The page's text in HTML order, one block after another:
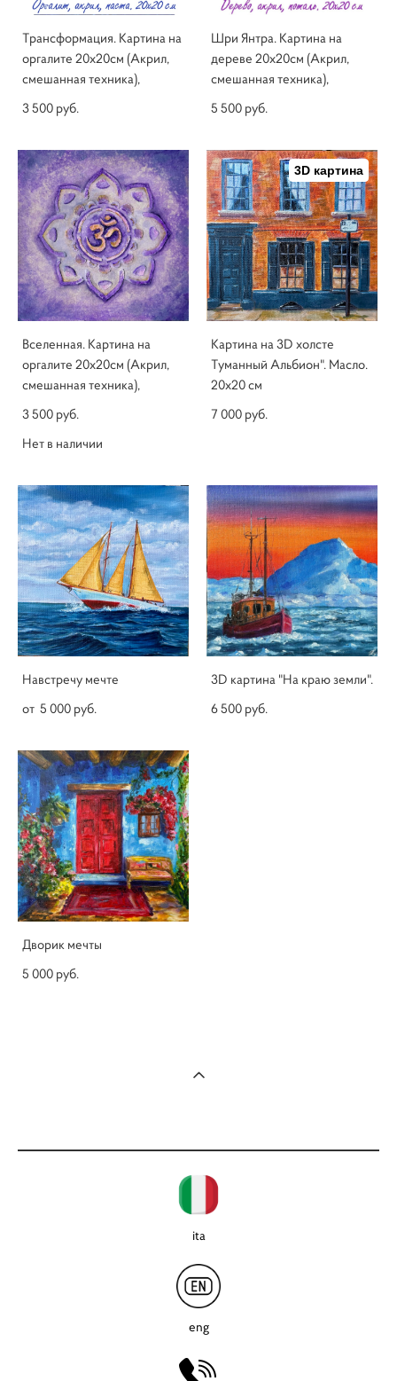
Трансформация. Картина на
оргалите 20х20см (Акрил,
смешанная техника),
3 500 pуб.
Шри Янтра. Картина на
дереве 20х20см (Акрил,
смешанная техника),
5 500 pуб.
Вселенная. Картина на
оргалите 20х20см (Акрил,
смешанная техника),
3 500 pуб.
Нет в наличии
3D картина
Картина на 3D холсте
Туманный Альбион". Масло.
20х20 см
7 000 pуб.
Навстречу мечте
от 5 000 pуб.
3D картина "На краю земли".
6 500 pуб.
Дворик мечты
5 000 pуб.
ita
eng